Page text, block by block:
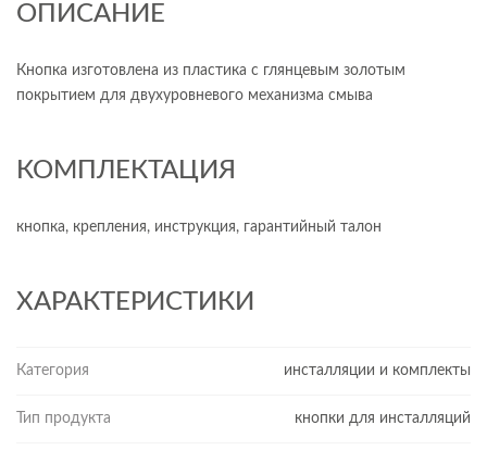
ОПИСАНИЕ
Кнопка изготовлена ​​из пластика с глянцевым золотым
покрытием для двухуровневого механизма смыва
КОМПЛЕКТАЦИЯ
кнопка, крепления, инструкция, гарантийный талон
ХАРАКТЕРИСТИКИ
Категория инсталляции и комплекты
Тип продукта кнопки для инсталляций